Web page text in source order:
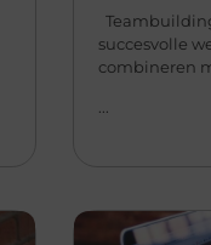
succesvolle
combineren